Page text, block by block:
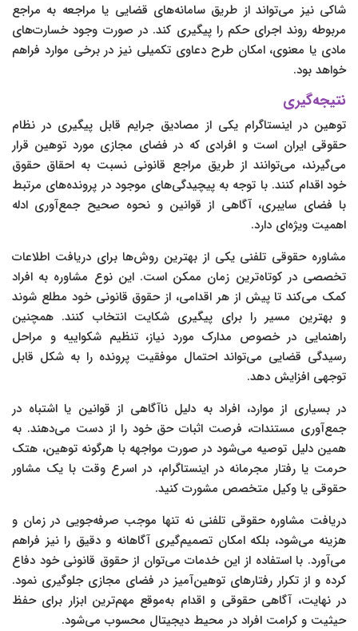
شاکی نیز می‌تواند از طریق سامانه‌های قضایی یا مراجعه به مراجع
مربوطه روند اجرای حکم را پیگیری کند. در صورت وجود خسارت‌های
مادی یا معنوی، امکان طرح دعاوی تکمیلی نیز در برخی موارد فراهم
خواهد بود.
نتیجه‌گیری
توهین در اینستاگرام یکی از مصادیق جرایم قابل پیگیری در نظام
حقوقی ایران است و افرادی که در فضای مجازی مورد توهین قرار
می‌گیرند، می‌توانند از طریق مراجع قانونی نسبت به احقاق حقوق
خود اقدام کنند. با توجه به پیچیدگی‌های موجود در پرونده‌های مرتبط
با فضای سایبری، آگاهی از قوانین و نحوه صحیح جمع‌آوری ادله
اهمیت ویژه‌ای دارد.
مشاوره حقوقی تلفنی یکی از بهترین روش‌ها برای دریافت اطلاعات
تخصصی در کوتاه‌ترین زمان ممکن است. این نوع مشاوره به افراد
کمک می‌کند تا پیش از هر اقدامی، از حقوق قانونی خود مطلع شوند
و بهترین مسیر را برای پیگیری شکایت انتخاب کنند. همچنین
راهنمایی در خصوص مدارک مورد نیاز، تنظیم شکواییه و مراحل
رسیدگی قضایی می‌تواند احتمال موفقیت پرونده را به شکل قابل
توجهی افزایش دهد.
در بسیاری از موارد، افراد به دلیل ناآگاهی از قوانین یا اشتباه در
جمع‌آوری مستندات، فرصت اثبات حق خود را از دست می‌دهند. به
همین دلیل توصیه می‌شود در صورت مواجهه با هرگونه توهین، هتک
حرمت یا رفتار مجرمانه در اینستاگرام، در اسرع وقت با یک مشاور
حقوقی یا وکیل متخصص مشورت کنید.
دریافت مشاوره حقوقی تلفنی نه تنها موجب صرفه‌جویی در زمان و
هزینه می‌شود، بلکه امکان تصمیم‌گیری آگاهانه و دقیق را نیز فراهم
می‌آورد. با استفاده از این خدمات می‌توان از حقوق قانونی خود دفاع
کرده و از تکرار رفتارهای توهین‌آمیز در فضای مجازی جلوگیری نمود.
در نهایت، آگاهی حقوقی و اقدام به‌موقع مهم‌ترین ابزار برای حفظ
حیثیت و کرامت افراد در محیط دیجیتال محسوب می‌شود.